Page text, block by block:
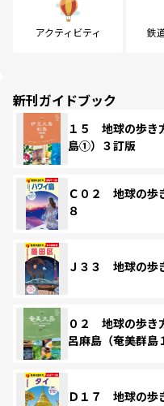
アクティビティ 鉄
新刊ガイドブック
１５ 地球の歩
島①）３訂版
Ｃ０２ 地球の歩
８
Ｊ３３ 地球の
０２ 地球の歩
呂麻島（奄美群
Ｄ１７ 地球の